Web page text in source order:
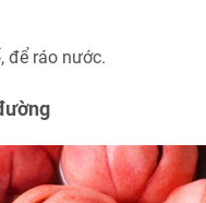
để ráo nước.